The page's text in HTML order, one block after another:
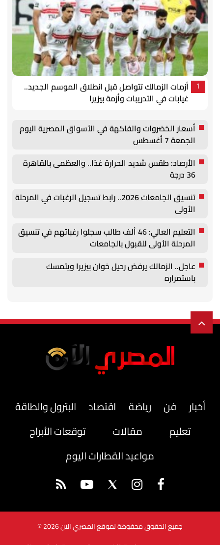
1
أزمات الزمالك تتواصل قبل انطلاق الموسم الجديد..
غيابات في التدريبات وأزمة بيزيرا
أسعار الخضروات والفاكهة في الأسواق المصرية اليوم
الجمعة 7 أغسطس
الأرصاد: طقس شديد الحرارة غدًا.. والعظمى بالقاهرة
36 درجة
تنسيق الجامعات 2026.. رابط تسجيل الرغبات في المرحلة
الأولى
التعليم العالي: 46 ألف طالب سجلوا رغباتهم في تنسيق
المرحلة الأولى للقبول بالجامعات
عاجل.. الزمالك يرفض رحيل خوان بيزيرا ويتمسك
باستمراره
أخبار فن رياضة اقتصاد
البترول والطاقة
تعليم
مقالات
توقعات الأبراج
مواعيد القطارات اليوم
جميع الحقوق محفوظة لموقع المصري الآن 2026 ©